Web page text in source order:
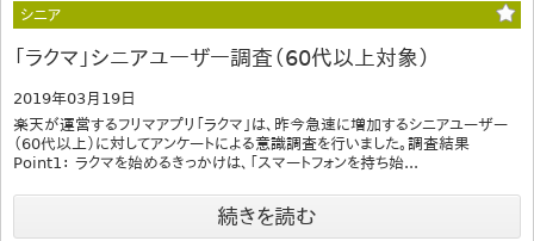
シニア
「ラクマ」シニアユーザー調査（60代以上対象）
2019年03月19日
楽天が運営するフリマアプリ「ラクマ」は、昨今急速に増加するシニアユーザー
（60代以上）に対してアンケートによる意識調査を行いました。調査結果
Point1： ラクマを始めるきっかけは、「スマートフォンを持ち始...
続きを読む